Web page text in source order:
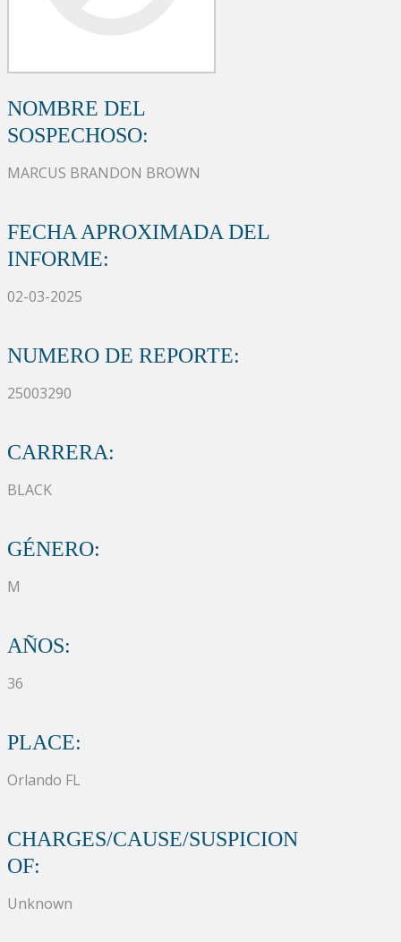
NOMBRE DEL
SOSPECHOSO:
MARCUS BRANDON BROWN
FECHA APROXIMADA DEL
INFORME:
02-03-2025
NUMERO DE REPORTE:
25003290
CARRERA:
BLACK
GÉNERO:
M
AÑOS:
36
PLACE:
Orlando FL
CHARGES/CAUSE/SUSPICION
OF:
Unknown